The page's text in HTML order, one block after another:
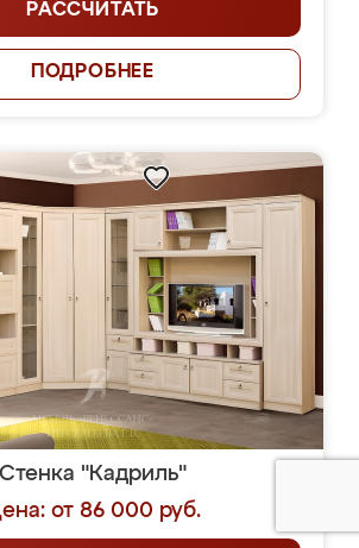
РАССЧИТАТЬ
ПОДРОБНЕЕ
Стенка "Кадриль"
от 86 000 руб.